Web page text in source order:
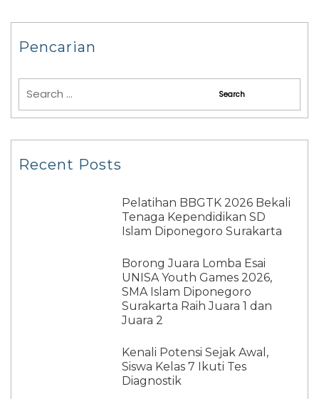
Pencarian
Recent Posts
Pelatihan BBGTK 2026 Bekali
Tenaga Kependidikan SD
Islam Diponegoro Surakarta
Borong Juara Lomba Esai
UNISA Youth Games 2026,
SMA Islam Diponegoro
Surakarta Raih Juara 1 dan
Juara 2
Kenali Potensi Sejak Awal,
Siswa Kelas 7 Ikuti Tes
Diagnostik